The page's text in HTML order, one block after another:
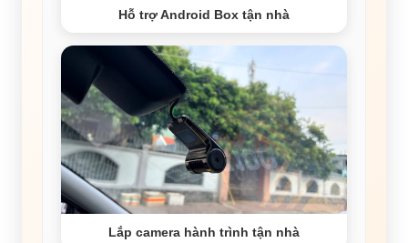
Hỗ trợ Android Box tận nhà
Lắp camera hành trình tận nhà